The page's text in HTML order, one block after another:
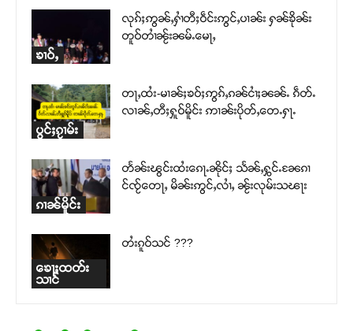
ၶၢဝ်ႇ
လုၵ်ႈဢွၼ်ႇႁၢႆတီႈဝဵင်းဢွင်ႇပၢၼ်း ႁၼ်ၶိုၼ်း
တူဝ်တၢႆၼႂ်းၼမ်ႉမေႃႇ
ပွင်ႈၵႂၢမ်း
တႃႇထႆး-မၢၼ်ႈၶဝ်ႈဢွၵ်ႇၵၼ်ငၢႆႈၼၼ်ႉ ၵဵတ်ႉ
လၢၼ်ႇတီႈႁူဝ်မိူင်း ဢၢၼ်းပိုတ်ႇတေႉႁႃႉ
ၵၢၼ်မိူင်း
တႅၼ်းၽွင်းထႆးၵေႃႉၼိုင်ႈ သႅၼ်ႇႁွင်ႉၼႄၵၢ
င်ၸႂ်တေႃႇ မိၼ်းဢွင်ႇလၢႆႇ ၼႂ်းလုမ်းသၽႃး
ၶေႃႈထတ်း
သၢင်
တႆးၵူဝ်သင် ???